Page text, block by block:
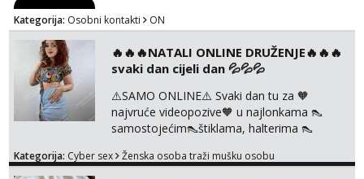
Kategorija: Osobni kontakti ON
🔥🔥🔥NATALI ONLINE DRUŽENJE🔥🔥🔥
svaki dan cijeli dan 💦💦💦
⚠️SAMO ONLINE⚠️ Svaki dan tu za 🧡
najvruće videopozive🧡 u najlonkama 👠
samostojećim👠štiklama, halterima 👠
dogovoru 🧡 Dopisivanja hot chat🧡 o
Kategorija: Cyber sex Ženska osoba traži mušku osobu